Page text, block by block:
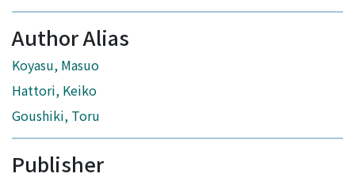
Author Alias
Koyasu, Masuo
Hattori, Keiko
Goushiki, Toru
Publisher